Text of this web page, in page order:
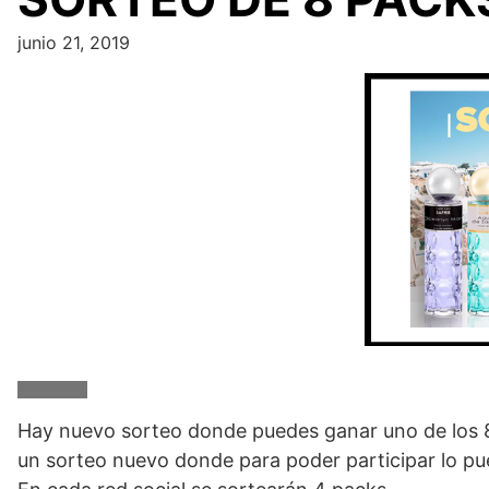
junio 21, 2019
Hay nuevo sorteo donde puedes ganar uno de
un sorteo nuevo donde para poder participar lo